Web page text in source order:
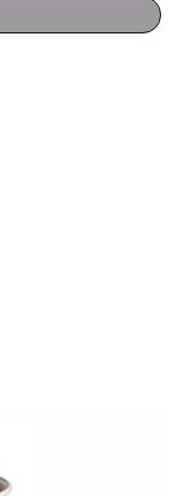
een review in